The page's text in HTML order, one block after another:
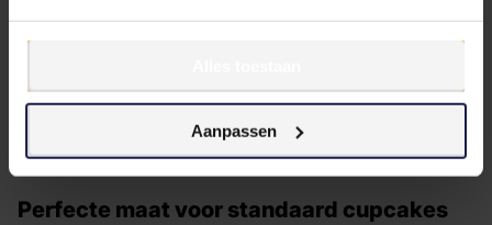
Aanpassen
gemakkelijk weg, wat schoonmaken sneller en eenvoudiger
Perfecte maat voor standaard cupcakes